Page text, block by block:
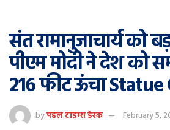
संत रामानुजाचार्य को
पीएम मोदी ने देश को
216 फीट ऊंचा
byपहल टाइम्स डेस्क February 5,